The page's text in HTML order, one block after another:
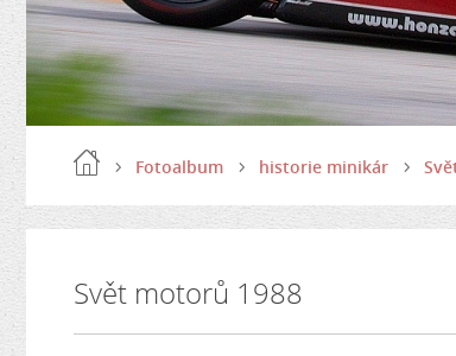
Fotoalbum historie minikár
Svět motorů 1988